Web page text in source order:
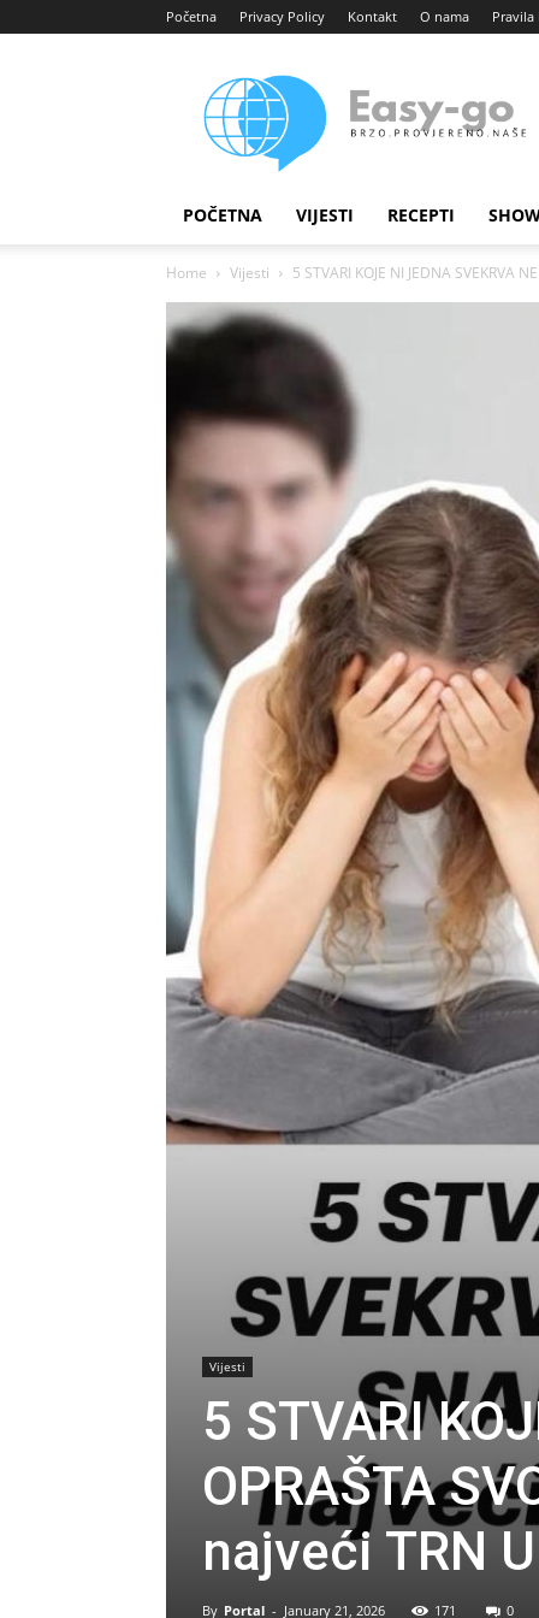
Početna Privacy Policy Kontakt O nama
portal
POČETNA VIJESTI RECEPTI
Home Vijesti 5 STVARI KOJE NI JEDNA SVEKRVA
Vijesti
5 STVARI
OPRAŠTA
najveći TRN
By Portal - January 21, 2026 171 0